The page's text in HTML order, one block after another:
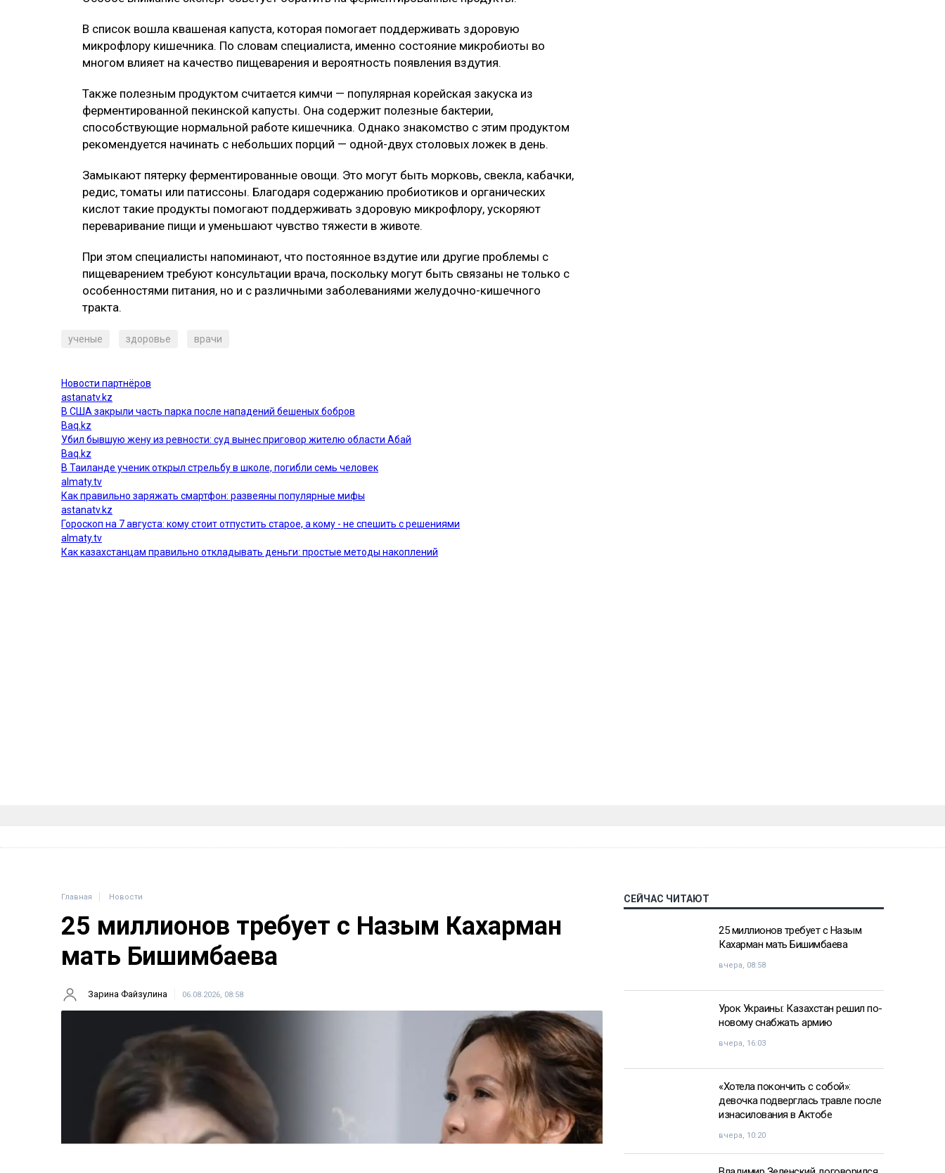
В список вошла квашеная капуста, которая помогает поддерживать здоровую
микрофлору кишечника. По словам специалиста, именно состояние микробиоты во
многом влияет на качество пищеварения и вероятность появления вздутия.
Также полезным продуктом считается кимчи — популярная корейская закуска из
ферментированной пекинской капусты. Она содержит полезные бактерии,
способствующие нормальной работе кишечника. Однако знакомство с этим продуктом
рекомендуется начинать с небольших порций — одной-двух столовых ложек в день.
Замыкают пятерку ферментированные овощи. Это могут быть морковь, свекла, кабачки,
редис, томаты или патиссоны. Благодаря содержанию пробиотиков и органических
кислот такие продукты помогают поддерживать здоровую микрофлору, ускоряют
переваривание пищи и уменьшают чувство тяжести в животе.
При этом специалисты напоминают, что постоянное вздутие или другие проблемы с
пищеварением требуют консультации врача, поскольку могут быть связаны не только с
особенностями питания, но и с различными заболеваниями желудочно-кишечного
тракта.
ученые здоровье врачи
Главная Новости
25 миллионов требует с Назым Кахарман
мать Бишимбаева
Зарина Файзулина 06.08.2026, 08:58
СЕЙЧАС ЧИТАЮТ
25 миллионов требует с Назым
Кахарман мать Бишимбаева
вчера, 08:58
Урок Украины: Казахстан решил по-
новому снабжать армию
вчера, 16:03
«Хотела покончить с собой»:
девочка подверглась травле после
изнасилования в Актобе
вчера, 10:20